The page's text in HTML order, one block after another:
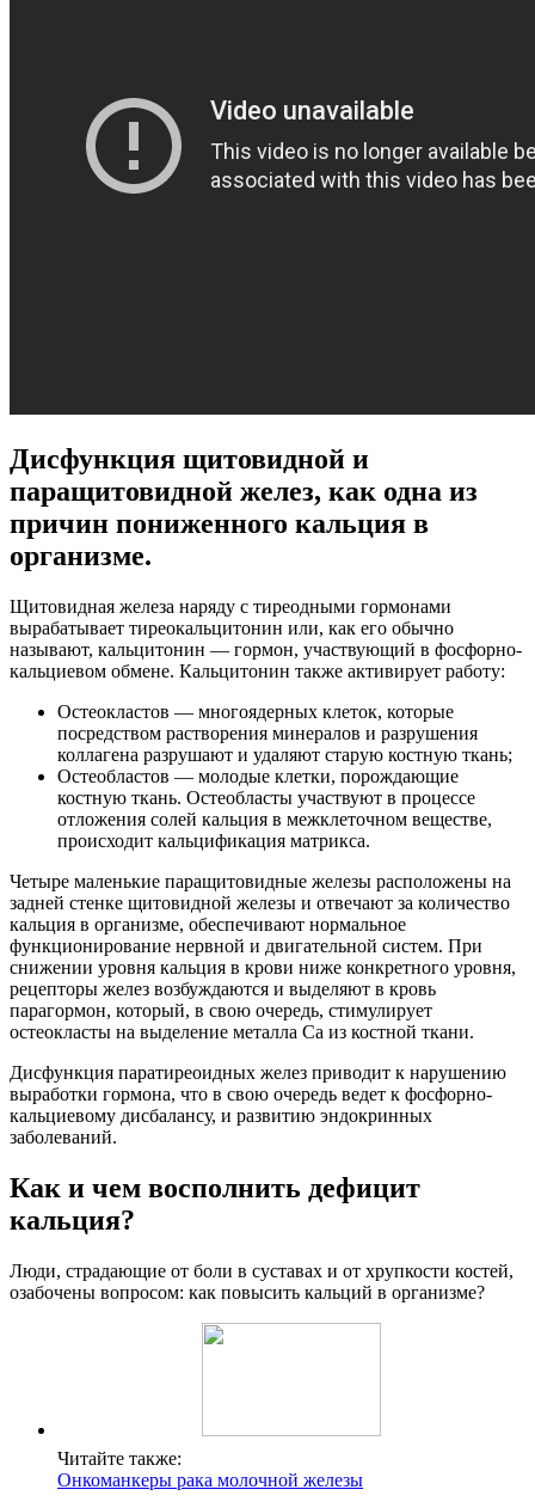
Дисфункция щитовидной и
паращитовидной желез, как одна из
причин пониженного кальция в
организме.
Щитовидная железа наряду с тиреодными гормонами
вырабатывает тиреокальцитонин или, как его обычно
называют, кальцитонин — гормон, участвующий в фосфорно-
кальциевом обмене. Кальцитонин также активирует работу:
Остеокластов — многоядерных клеток, которые
посредством растворения минералов и разрушения
коллагена разрушают и удаляют старую костную ткань;
Остеобластов — молодые клетки, порождающие
костную ткань. Остеобласты участвуют в процессе
отложения солей кальция в межклеточном веществе,
происходит кальцификация матрикса.
Четыре маленькие паращитовидные железы расположены на
задней стенке щитовидной железы и отвечают за количество
кальция в организме, обеспечивают нормальное
функционирование нервной и двигательной систем. При
снижении уровня кальция в крови ниже конкретного уровня,
рецепторы желез возбуждаются и выделяют в кровь
парагормон, который, в свою очередь, стимулирует
остеокласты на выделение металла Ca из костной ткани.
Дисфункция паратиреоидных желез приводит к нарушению
выработки гормона, что в свою очередь ведет к фосфорно-
кальциевому дисбалансу, и развитию эндокринных
заболеваний.
Как и чем восполнить дефицит
кальция?
Люди, страдающие от боли в суставах и от хрупкости костей,
озабочены вопросом: как повысить кальций в организме?
Читайте также:
Онкоманкеры рака молочной железы